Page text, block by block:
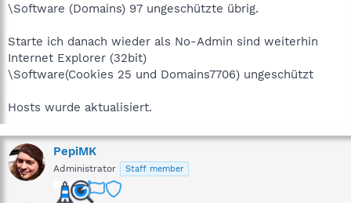
\Software (Domains) 97 ungeschützte übrig.
Starte ich danach wieder als No-Admin sind weiterhin
Internet Explorer (32bit)
\Software(Cookies 25 und Domains7706) ungeschützt
Hosts wurde aktualisiert.
PepiMK
Administrator Staff member